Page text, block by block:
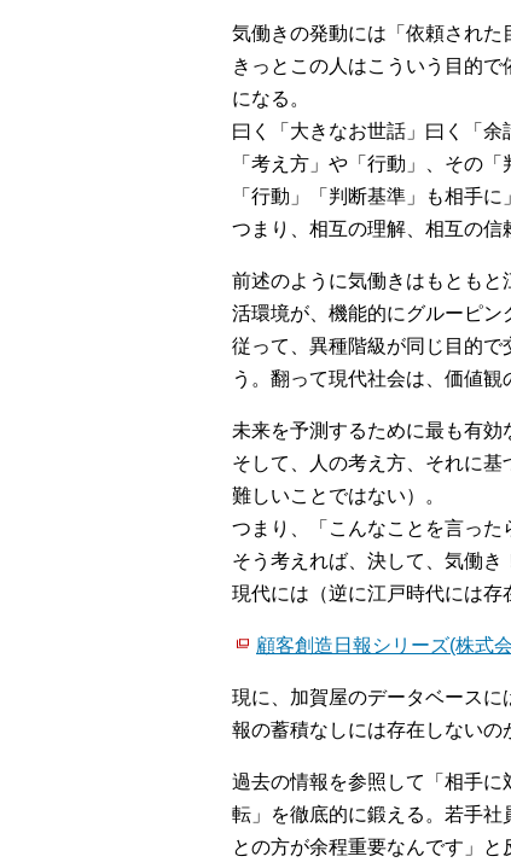
気働きの発動には「依頼された
きっとこの人はこういう目的
になる。
曰く「大きなお世話」曰く「
「考え方」や「行動」、その
「行動」「判断基準」も相手
つまり、相互の理解、相互の信
前述のように気働きはもとも
活環境が、機能的にグルーピン
従って、異種階級が同じ目的
う。翻って現代社会は、価値
未来を予測するために最も有効
そして、人の考え方、それに
難しいことではない）。
つまり、「こんなことを言った
そう考えれば、決して、気働き
現代には（逆に江戸時代には存
顧客創造日報シリーズ(株式
現に、加賀屋のデータベース
報の蓄積なしには存在しないの
過去の情報を参照して「相手
転」を徹底的に鍛える。若手
との方が余程重要なんです」